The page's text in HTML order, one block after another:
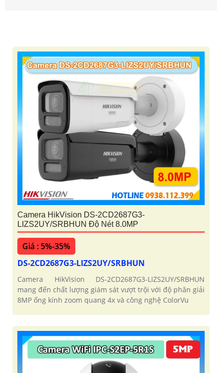
Camera HikVision DS-2CD2687G3-
LIZS2UY/SRBHUN Độ Nét 8.0MP
Giá : 5%-35%
DS-2CD2687G3-LIZS2UY/SRBHUN
Camera HikVision DS-2CD2687G3-LIZS2UY/SRBHUN
mang đến chất lượng giám sát vượt trội với độ phân giải
8MP ống kính zoom quang 4x và công nghệ ColorVu